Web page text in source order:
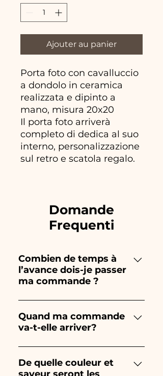
Ajouter au panier
Porta foto con cavalluccio
a dondolo in ceramica
realizzata e dipinto a
mano, misura 20x20
Il porta foto arriverà
completo di dedica al suo
interno, personalizzazione
sul retro e scatola regalo.
Domande
Frequenti
Combien de temps à
l’avance dois-je passer
ma commande ?
Ceramiche Ania crée et peint
entièrement à la main, donc
leur création prend beaucoup
quantité, nous vous
Quand ma commande
va-t-elle arriver?
La réception de la commande
est garantie 10/15 jours avant
l'événement.
De quelle couleur et